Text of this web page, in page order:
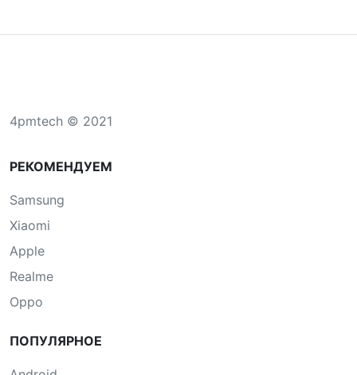
4pmtech © 2021
РЕКОМЕНДУЕМ
Samsung
Xiaomi
Apple
Realme
Oppo
ПОПУЛЯРНОЕ